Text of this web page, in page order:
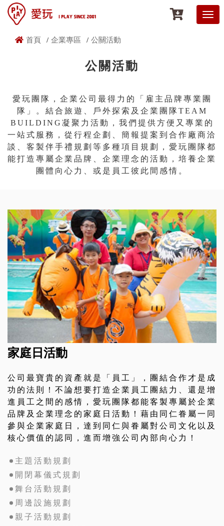
首頁 企業專區 公關活動
公關活動
愛玩團隊，企業公司最得力的「雇主品牌專業團
隊」。結合旅遊、戶外探索及企業團隊TEAM
BUILDING凝聚力活動，我們提供方便又專業的
一站式服務，從行程企劃、簡報提案到合作廠商洽
談、客製伴手禮規劃等多種項目規劃，愛玩團隊都
能打造專屬企業品牌、企業理念的活動，培養企業
團體向心力、或是員工彼此間感情。
家庭日活動
公司最寶貴的資產就是「員工」，團結合作才是成
功的法則！不論想要打造企業員工團結力、還是增
進員工之間的感情，愛玩團隊都能客製專屬於企業
品牌及企業理念的家庭日活動！藉由同仁眷屬一同
參與企業家庭日，達到同仁與眷屬對公司文化以及
核心價值的認同，進而增強公司內部向心力！
主題活動規劃
開閉幕儀式規劃
舞台活動規劃
周邊設施規劃
親子活動規劃